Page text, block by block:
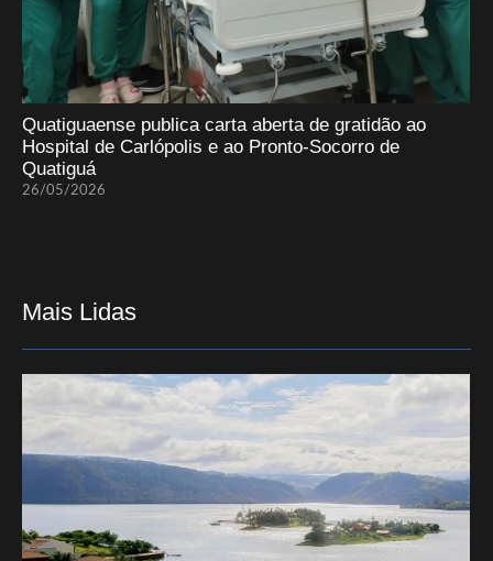
Quatiguaense publica carta aberta de gratidão ao
Hospital de Carlópolis e ao Pronto-Socorro de
Quatiguá
26/05/2026
Mais Lidas